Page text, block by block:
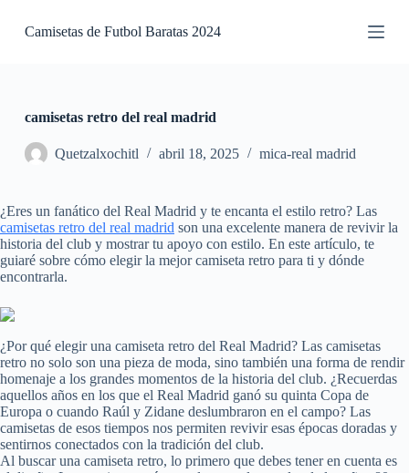
e
n
i
d
o
Camisetas de Futbol Baratas 2024
camisetas retro del real madrid
Quetzalxochitl abril 18, 2025 mica-real madrid
¿Eres un fanático del Real Madrid y te encanta el estilo retro? Las
camisetas retro del real madrid son una excelente manera de revivir la
historia del club y mostrar tu apoyo con estilo. En este artículo, te
guiaré sobre cómo elegir la mejor camiseta retro para ti y dónde
encontrarla.
¿Por qué elegir una camiseta retro del Real Madrid? Las camisetas
retro no solo son una pieza de moda, sino también una forma de rendir
homenaje a los grandes momentos de la historia del club. ¿Recuerdas
aquellos años en los que el Real Madrid ganó su quinta Copa de
Europa o cuando Raúl y Zidane deslumbraron en el campo? Las
camisetas de esos tiempos nos permiten revivir esas épocas doradas y
sentirnos conectados con la tradición del club.
Al buscar una camiseta retro, lo primero que debes tener en cuenta es